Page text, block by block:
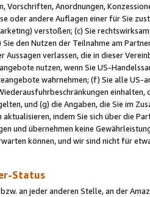
Vorschriften, Anordnungen,
oder andere Auflagen einer für Sie
verstoßen; (c) Sie
den Nutzen der Teilnahme am
Aussagen verlassen, die in dieser
nutzen, wenn Sie US-
wahrnehmen; (f) Sie alle
und (g) die Angaben, die Sie im
aktualisieren, indem Sie sich über die
und übernehmen keine
können, und wir sind nicht für
Status
an jeder anderen Stelle, an der